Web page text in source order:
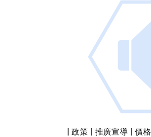
|政策 推廣宣導 |價格